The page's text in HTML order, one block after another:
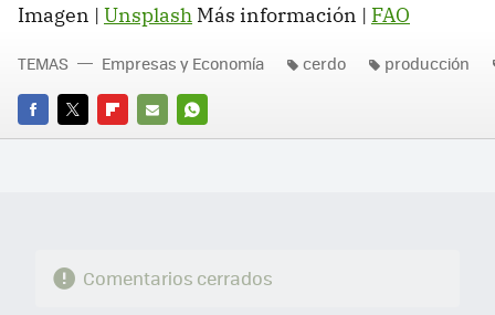
Imagen | Unsplash Más información | FAO
FACEBOOK
TWITTERFLIPBOARD
E-
WHATSAPP
TEMAS Empresas y Economía cerdo producción
Comentarios cerrados